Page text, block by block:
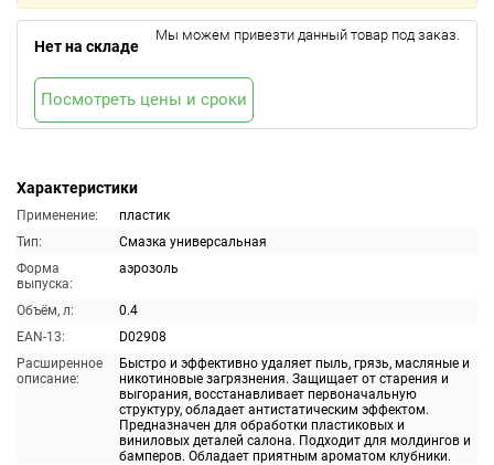
Характеристики
Применение:
пластик
Тип:
Смазка универсальная
Форма
выпуска:
аэрозоль
Объём, л:
0.4
EAN-13:
D02908
Расширенное
описание:
Быстро и эффективно удаляет пыль, грязь, масляные и
никотиновые загрязнения. Защищает от старения и
выгорания, восстанавливает первоначальную
структуру, обладает антистатическим эффектом.
Предназначен для обработки пластиковых и
виниловых деталей салона. Подходит для молдингов и
бамперов. Обладает приятным ароматом клубники.
Нет на складе
Мы можем привезти данный товар под заказ.
Посмотреть цены и сроки